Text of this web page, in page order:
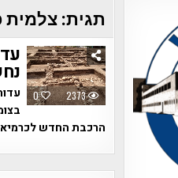
תגית:צלמית
0 2373
הרכבת החדש